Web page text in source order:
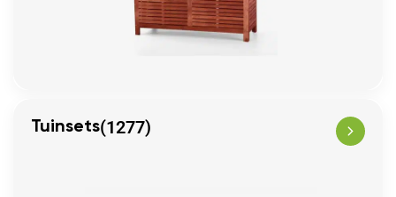
Tuinsets(1277)